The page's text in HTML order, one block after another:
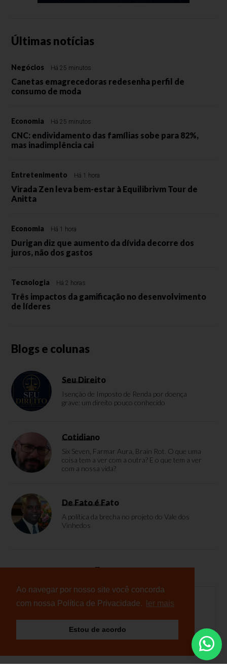
Ao navegar por nosso site você concorda
com nossa Política de Privacidade.
ler mais
Estou de acordo
Últimas notícias
Negócios Há 25 minutos
Canetas emagrecedoras redesenha perfil de
consumo de moda
Economia Há 25 minutos
CNC: endividamento das famílias sobe para 82%,
mas inadimplência cai
Entretenimento Há 1 hora
Virada Zen leva bem-estar à Equilibrivm Tour de
Anitta
Economia Há 1 hora
Durigan diz que aumento da dívida decorre dos
juros, não dos gastos
Tecnologia Há 2 horas
Três impactos da gamificação no desenvolvimento
de líderes
Blogs e colunas
Seu Direito
Isenção de Imposto de Renda por doença
grave: um direito pouco conhecido
Cotidiano
Six Seven, Farmar Aura, Brain Rot. O que uma
coisa tem a ver com a outra? E o que tem a ver
com a nossa vida?
De Fato é Fato
A política da brecha no projeto do Vale dos
Vinhedos
Enquete